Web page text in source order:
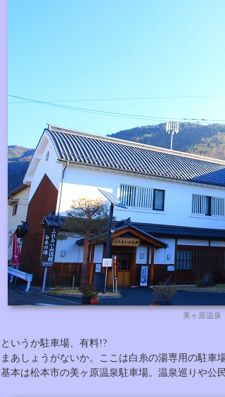
美ヶ原温
というか駐車場、有料!?
まあしょうがないか。ここは白糸の湯専用の駐車
基本は松本市の美ヶ原温泉駐車場。温泉巡りや公